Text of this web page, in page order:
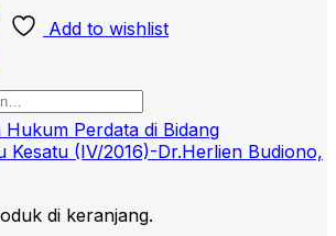
di keranjang.
Add to wishlist
Perdata di Bidang
Kesatu (IV/2016)-Dr.Herlien Budiono,